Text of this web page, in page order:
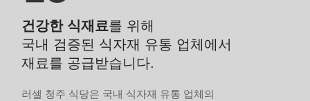
건강한 식재료를 위해
국내 검증된 식자재 유통 업체에서
재료를 공급받습니다.
러셀 청주 식당은 국내 식자재 유통 업체의